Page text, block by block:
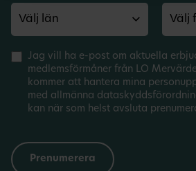
Jag vill ha e-post om aktuella
medlemsförmåner från LO
kommer att hantera mina
med allmänna
kan när som helst avsluta